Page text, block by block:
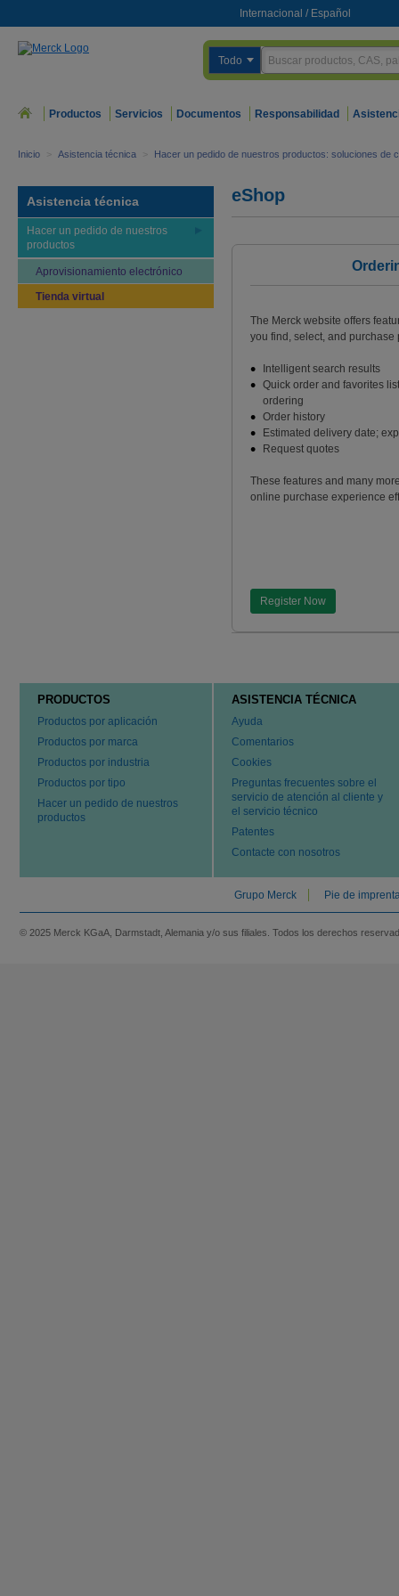
Internacional / Español
Todo
Productos Servicios Documentos Responsabilidad
Inicio > Asistencia técnica > Hacer un pedido de nuestros productos: soluciones de
Asistencia técnica
Hacer un pedido de nuestros
productos
Aprovisionamiento electrónico
Tienda virtual
eShop
The Merck website offers
you find, select, and purchase
Intelligent search results
Quick order and favorites
ordering
Order history
Estimated delivery date;
Request quotes
These features and many
online purchase experience
Register Now
PRODUCTOS
Productos por aplicación
Productos por marca
Productos por industria
Productos por tipo
Hacer un pedido de nuestros
productos
ASISTENCIA TÉCNICA
Ayuda
Comentarios
Cookies
Preguntas frecuentes sobre el
servicio de atención al cliente y
el servicio técnico
Patentes
Contacte con nosotros
Grupo Merck Pie de
© 2025 Merck KGaA, Darmstadt, Alemania y/o sus filiales. Todos los derechos